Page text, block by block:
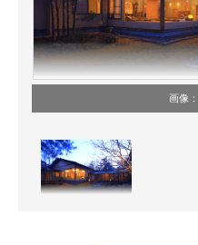
AI活用のいまが分かる
企業ITのトレンドを詳説
経営リーダーのコミュニティ
マーケ×ITの今がよく分かる
ITエンジニア向け専門サイト
画像：